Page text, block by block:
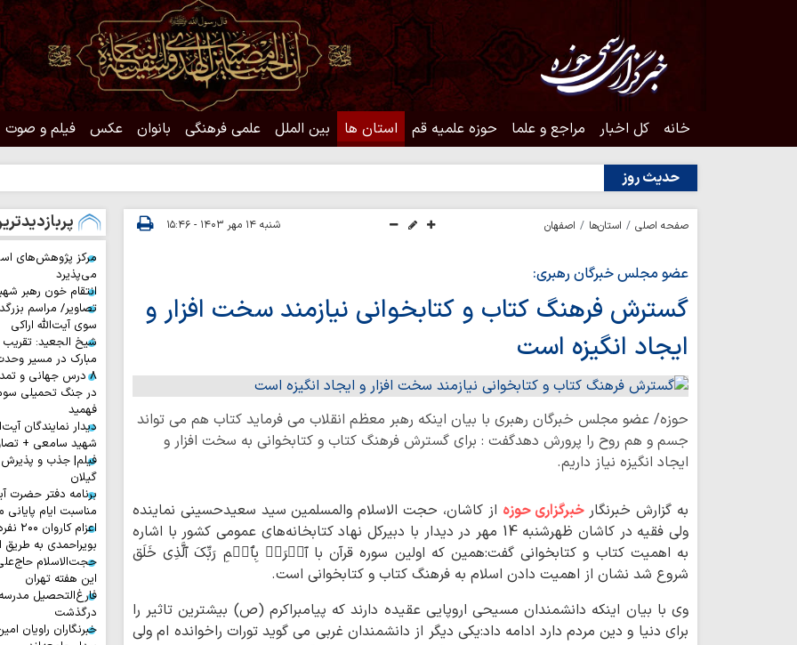
خانه کل اخبار مراجع و علما حوزه علمیه قم استان ها بین الملل علمی فرهنگی بانوان عکس فیلم و صوت
حدیث روز حدیث
صفحه اصلی استان‌ها اصفهان شنبه ۱۴ مهر ۱۴۰۳ - ۱۵:۴۶
عضو مجلس خبرگان رهبری:
گسترش فرهنگ کتاب و کتابخوانی نیازمند سخت افزار و
ایجاد انگیزه است
حوزه/ عضو مجلس خبرگان رهبری با بیان اینکه رهبر معظم انقلاب می فرماید کتاب هم می تواند
جسم و هم روح را پرورش دهدگفت : برای گسترش فرهنگ کتاب و کتابخوانی به سخت افزار و
ایجاد انگیزه نیاز داریم.
به گزارش خبرنگارخبرگزاری حوزه از کاشان، حجت الاسلام والمسلمین سید سعیدحسینی نماینده
ولی فقیه در کاشان ظهرشنبه 14 مهر در دیدار با دبیرکل نهاد کتابخانه‌های عمومی کشور با اشاره
به اهمیت کتاب و کتابخوانی گفت:همین که اولین سوره قرآن با ٱقۡرَأۡ بِٱسۡمِ رَبِّکَ ٱلَّذِی خَلَق
شروع شد نشان از اهمیت دادن اسلام به فرهنگ کتاب و کتابخوانی است.
وی با بیان اینکه دانشمندان مسیحی اروپایی عقیده دارند که پیامبراکرم (ص) بیشترین تاثیر را
برای دنیا و دین مردم دارد ادامه داد:یکی دیگر از دانشمندان غربی می گوید تورات راخوانده ام ولی
مرکز پژوهش‌های
می‌پذیرد
انتقام خون رهبر
تصاویر/ مراسم
سوی آیت‌الله اراکی
شیخ الجعید: تقریب
مبارک در مسیر
۸ درس جهانی و
در جنگ تحمیلی
فهمید
دیدار نمایندگان
شهید سامعی +
فیلم| جذب و پذیرش
گیلان
برنامه دفتر حضرت
مناسبت ایام پایانی
بویراحمدی به
حجت‌الاسلام
این هفته تهران
فارغ‌التحصیل
درگذشت
خبرنگاران راویان